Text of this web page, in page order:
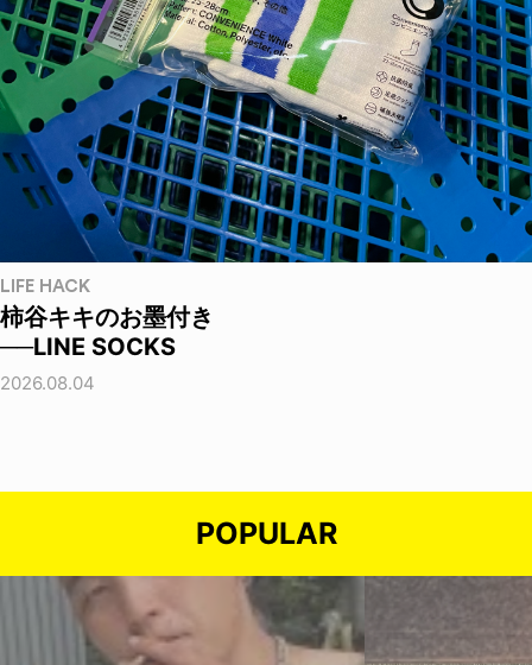
LIFE HACK
柿谷キキのお墨付き
──LINE SOCKS
2026.08.04
POPULAR